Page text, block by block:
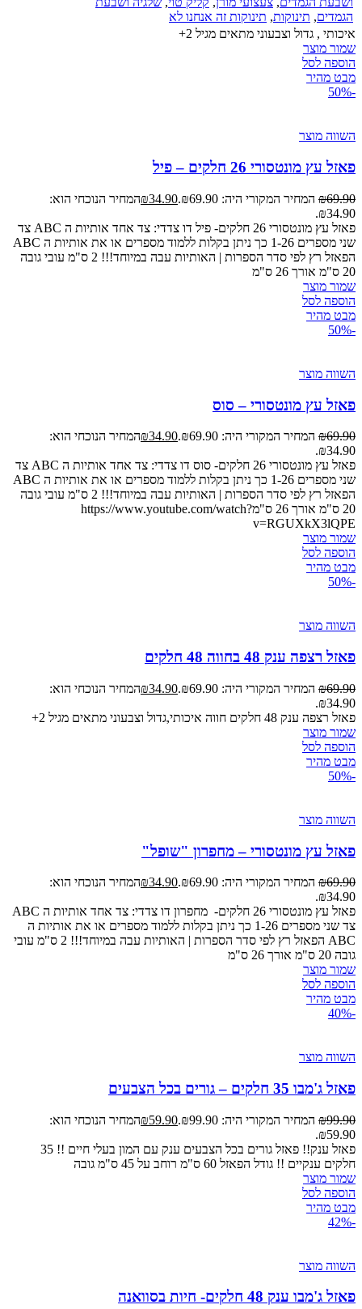
הגמדים, תינוקות, תינוקות זה אנחנו לא
איכותי , גדול וצבעוני מתאים מגיל 2+
שמור מוצר
הוספה לסל
מבט מהיר
-50%
השווה מוצר
פאזל עץ מונטסורי 26 חלקים – פיל
₪69.90 המחיר המקורי היה: ₪69.90. ₪34.90
המחיר הנוכחי הוא:
₪34.90.
פאזל עץ מונטסורי 26 חלקים- פיל דו צדדי: צד אחד אותיות ה ABC צד
שני מספרים 1-26 כך ניתן בקלות ללמוד מספרים או את אותיות ה ABC
הפאזל רץ לפי סדר הספרות | האותיות עבה במיוחד!!! 2 ס"מ עובי גובה
20 ס"מ אורך 26 ס"מ
שמור מוצר
הוספה לסל
מבט מהיר
-50%
השווה מוצר
פאזל עץ מונטסורי – סוס
₪69.90 המחיר המקורי היה: ₪69.90. ₪34.90
המחיר הנוכחי הוא:
₪34.90.
פאזל עץ מונטסורי 26 חלקים- סוס דו צדדי: צד אחד אותיות ה ABC צד
שני מספרים 1-26 כך ניתן בקלות ללמוד מספרים או את אותיות ה ABC
הפאזל רץ לפי סדר הספרות | האותיות עבה במיוחד!!! 2 ס"מ עובי גובה
20 ס"מ אורך 26 ס"מhttps://www.youtube.com/watch?
v=RGUXkX3lQPE
שמור מוצר
הוספה לסל
מבט מהיר
-50%
השווה מוצר
פאזל רצפה ענק 48 בחווה 48 חלקים
₪69.90 המחיר המקורי היה: ₪69.90. ₪34.90
המחיר הנוכחי הוא:
₪34.90.
פאזל רצפה ענק 48 חלקים חווה איכותי,גדול וצבעוני מתאים מגיל 2+
שמור מוצר
הוספה לסל
מבט מהיר
-50%
השווה מוצר
פאזל עץ מונטסורי – מחפרון "שופל"
₪69.90 המחיר המקורי היה: ₪69.90. ₪34.90
המחיר הנוכחי הוא:
₪34.90.
פאזל עץ מונטסורי 26 חלקים- מחפרון דו צדדי: צד אחד אותיות ה ABC
צד שני מספרים 1-26 כך ניתן בקלות ללמוד מספרים או את אותיות ה
ABC הפאזל רץ לפי סדר הספרות | האותיות עבה במיוחד!!! 2 ס"מ עובי
גובה 20 ס"מ אורך 26 ס"מ
שמור מוצר
הוספה לסל
מבט מהיר
-40%
השווה מוצר
פאזל ג'מבו 35 חלקים – גורים בכל הצבעים
₪99.90 המחיר המקורי היה: ₪99.90. ₪59.90
המחיר הנוכחי הוא:
₪59.90.
פאזל ענק!! פאזל גורים בכל הצבעים ענק עם המון בעלי חיים !! 35
חלקים ענקיים !! גודל הפאזל 60 ס"מ רוחב על 45 ס"מ גובה
שמור מוצר
הוספה לסל
מבט מהיר
-42%
השווה מוצר
פאזל ג'מבו ענק 48 חלקים- חיות בסוואנה